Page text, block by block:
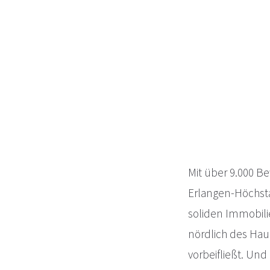
Mit über 9.000
Erlangen-
soliden
nördlich des
vorbeifließt.